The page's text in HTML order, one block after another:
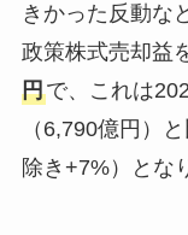
きかった反動な
政策株式売却益
円で、これは
（6,790億円）
除き+7%）とな